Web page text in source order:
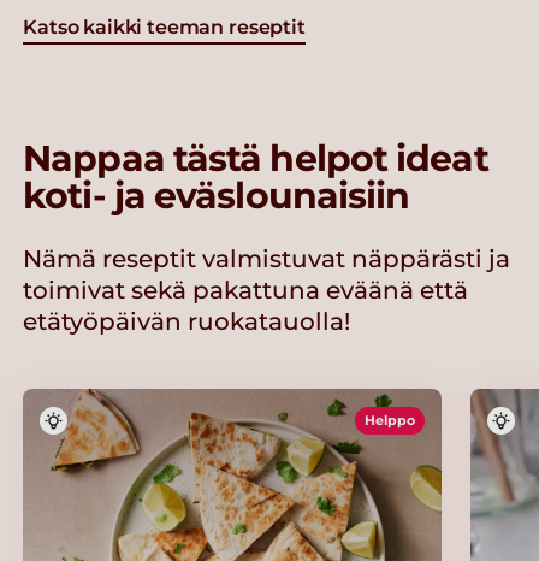
Katso kaikki teeman reseptit
Nappaa tästä helpot ideat
koti- ja eväslounaisiin
Nämä reseptit valmistuvat näppärästi ja
toimivat sekä pakattuna eväänä että
etätyöpäivän ruokatauolla!
Helppo